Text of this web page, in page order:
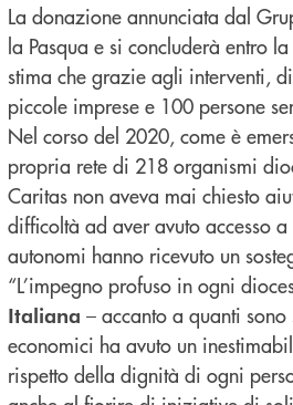
La donazione annunciata dal
la Pasqua e si concluderà entro
stima che grazie agli interventi,
piccole imprese e 100 persone
Nel corso del 2020, come è
propria rete di 218 organismi
Caritas non aveva mai chiesto
difficoltà ad aver avuto accesso
autonomi hanno ricevuto un
“L’impegno profuso in ogni
Italiana – accanto a quanti
economici ha avuto un
rispetto della dignità di ogni